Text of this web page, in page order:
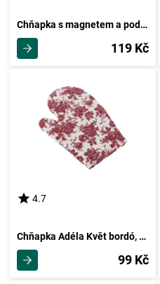
Chňapka s magnetem a podložka Srdíčka, 18 x 32 + 20 x 20 cm
119 Kč
4.7
Chňapka Adéla Květ bordó, 18 x 28 cm
99 Kč